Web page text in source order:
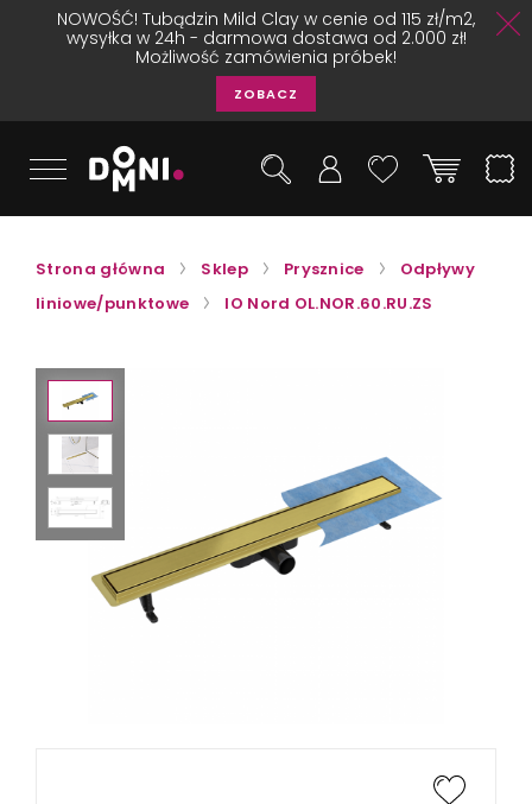
NOWOŚĆ! Tubądzin Mild Clay w cenie od 115 zł/m2,
wysyłka w 24h - darmowa dostawa od 2.000 zł!
Możliwość zamówienia próbek!
ZOBACZ
Strona główna Sklep Prysznice
Odpływy
liniowe/punktowe
IO Nord OL.NOR.60.RU.ZS